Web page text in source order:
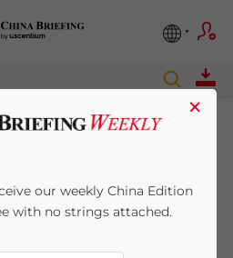
d’impôt
×
our weekly China Edition
with no strings attached.